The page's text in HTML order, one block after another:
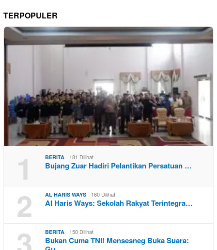
TERPOPULER
1 BERITA 181 Dilihat
Bujang Zuar Hadiri Pelantikan Persatuan …
2 AL HARIS WAYS 160 Dilihat
Al Haris Ways: Sekolah Rakyat Terintegra…
BERITA 150 Dilihat
Bukan Cuma TNI! Mensesneg Buka Suara: